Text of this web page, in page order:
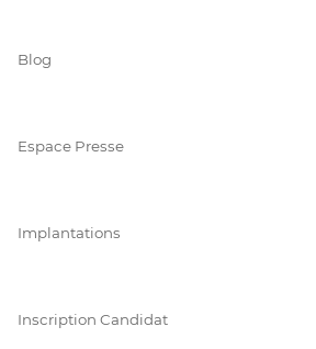
Blog
Espace Presse
Implantations
Inscription Candidat